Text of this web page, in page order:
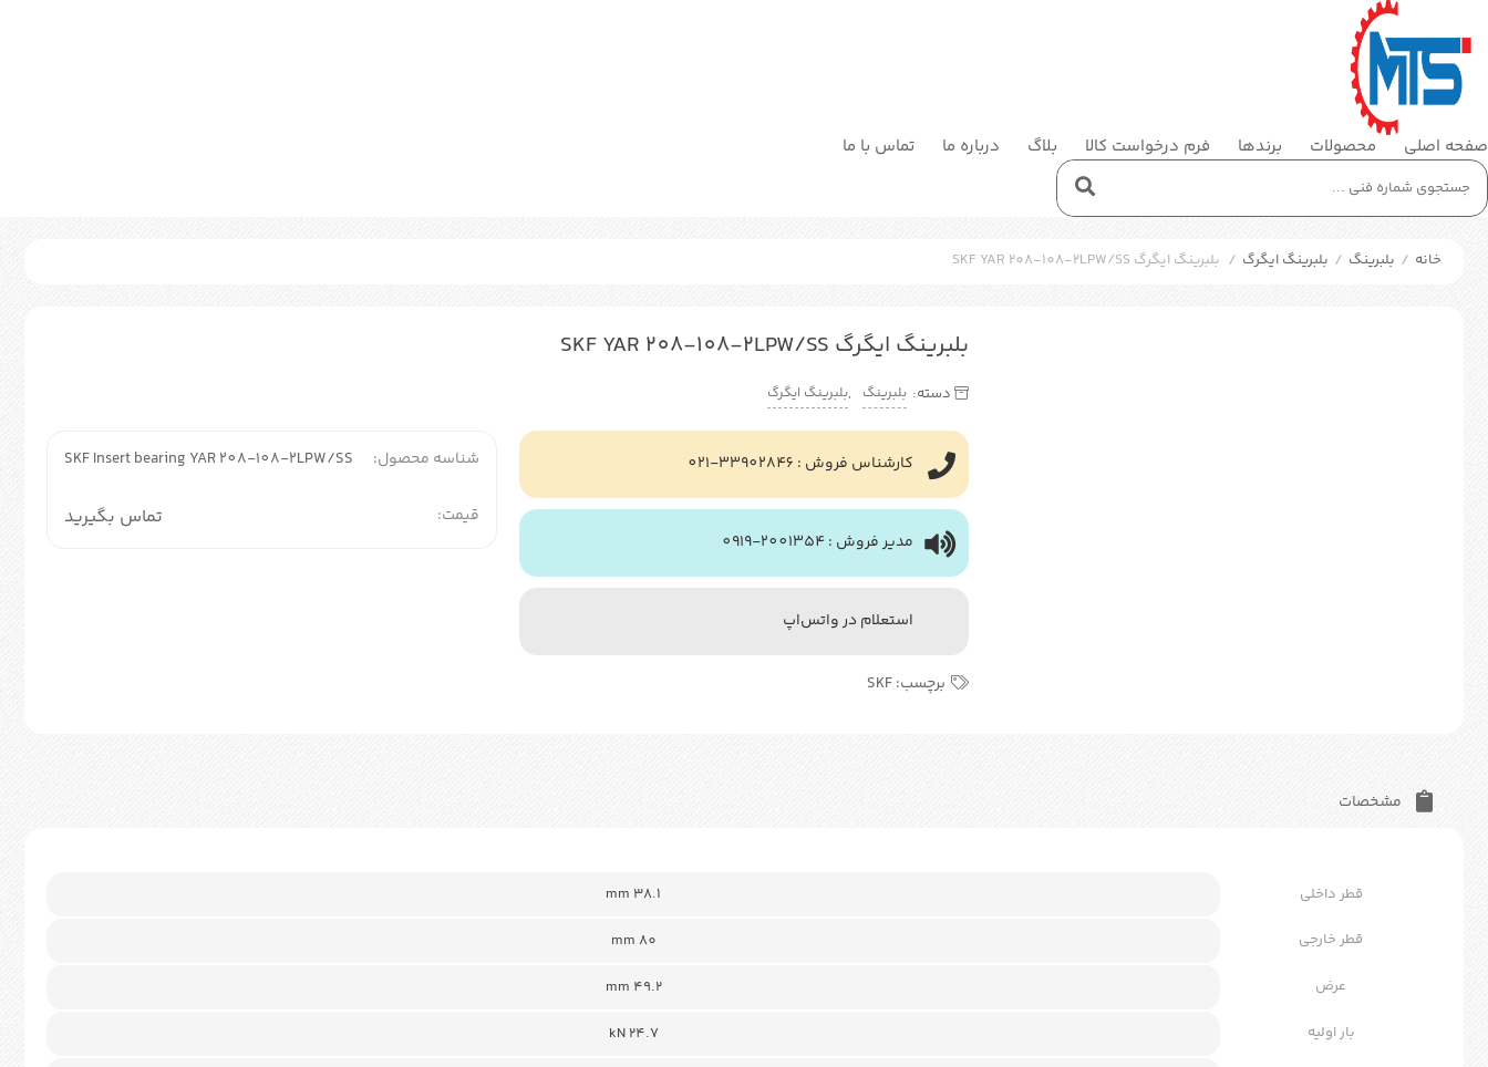
صفحه اصلی محصولات برندها فرم درخواست کالا بلاگ درباره ما تماس با ما
خانه / بلبرینگ / بلبرینگ ایگرگ / بلبرینگ ایگرگ SKF YAR 208-108-2LPW/SS
بلبرینگ ایگرگ SKF YAR 208-108-2LPW/SS
دسته: بلبرینگ ,بلبرینگ ایگرگ
کارشناس فروش : 33902846-021
مدیر فروش : 2001354-0919
استعلام در واتس‌اپ
برچسب:SKF
شناسه محصول: SKF Insert bearing YAR 208-108-2LPW/SS
قیمت: تماس بگیرید
مشخصات
قطر داخلی 38.1 mm
قطر خارجی 80 mm
عرض 49.2 mm
بار اولیه 24.7 kN